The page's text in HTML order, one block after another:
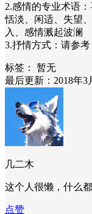
2.感情的专业术语
恬淡、闲适、失望
入、感情溅起波澜
3.抒情方式：请参考
标签：
暂无
最后更新：2018年3
几二木
这个人很懒，什么
点赞